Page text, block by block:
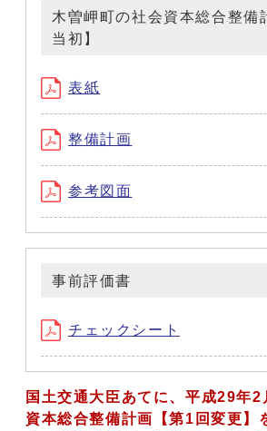
木曽岬町の社会資本総合整
当初】
表紙
整備計画
参考図面
事前評価書
チェックシート
国土交通大臣あてに、平成29年
資本総合整備計画【第1回変更】